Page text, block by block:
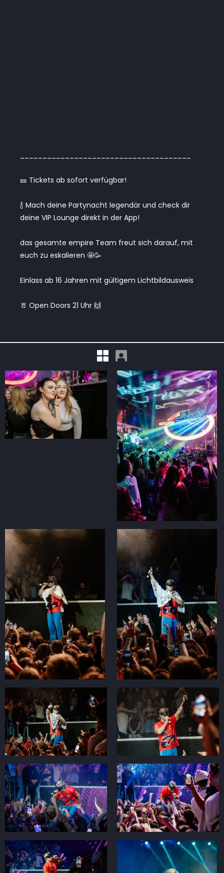
🎫 Tickets ab sofort verfügbar!
🍾 Mach deine Partynacht legendär und check dir
deine VIP Lounge direkt in der App!
das gesamte empire Team freut sich darauf, mit
euch zu eskalieren 🤩🥳
Einlass ab 16 Jahren mit gültigem Lichtbildausweis
🚪 Open Doors 21 Uhr 🙌